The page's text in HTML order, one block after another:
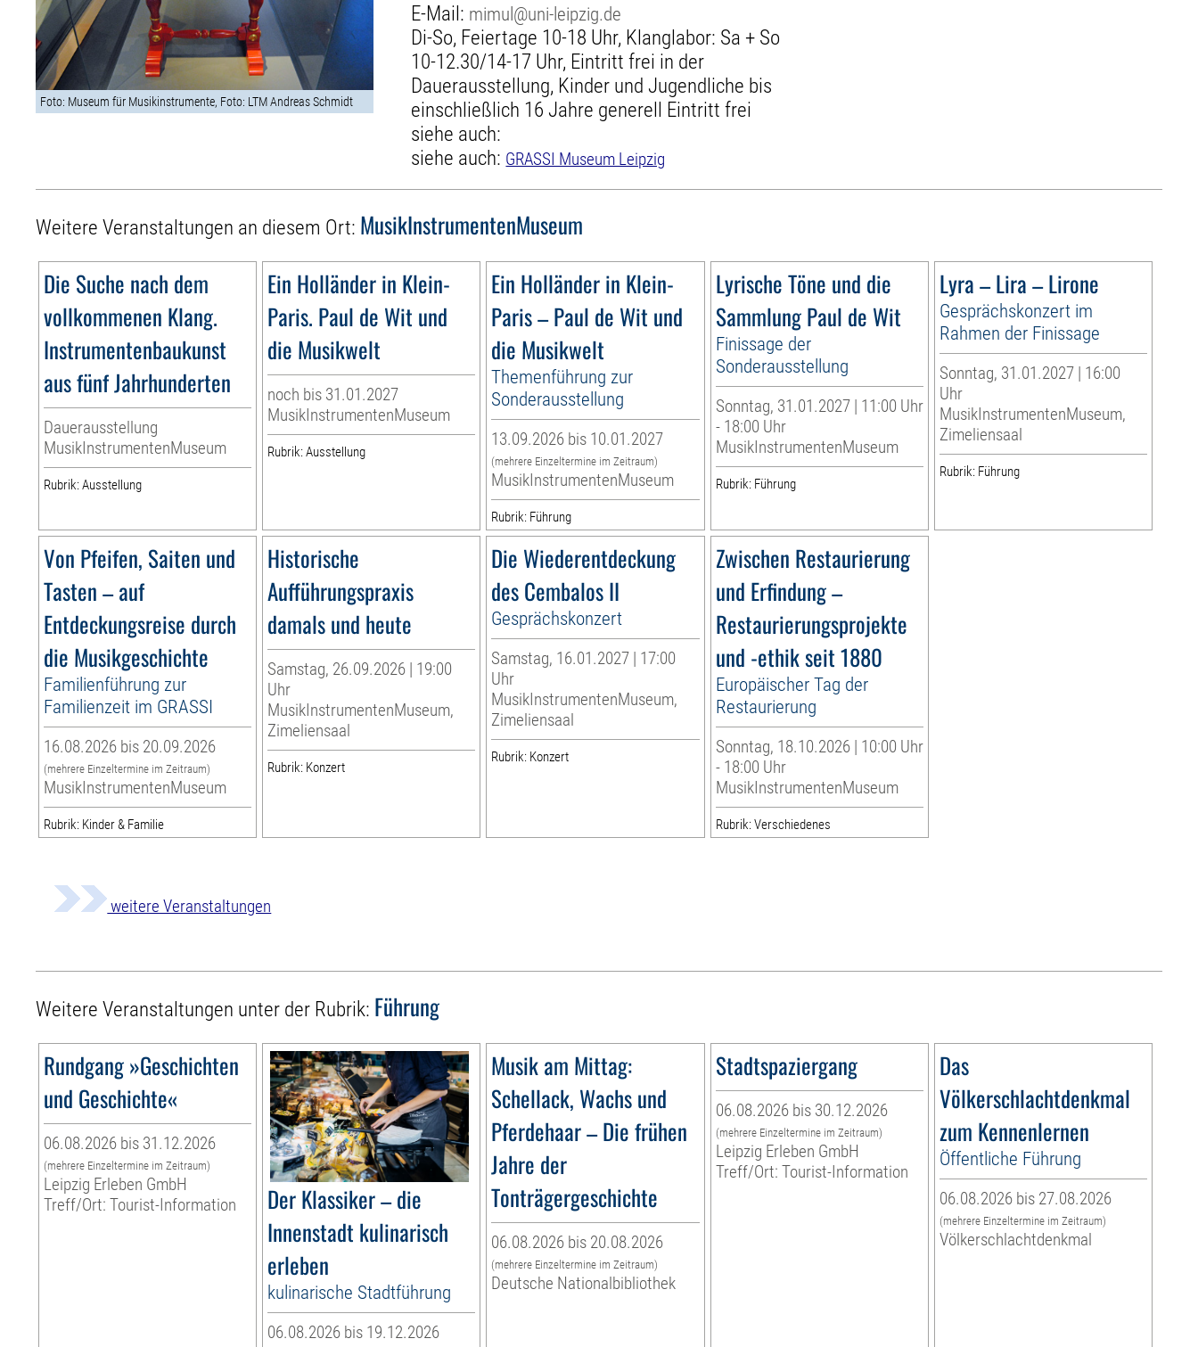
Foto: Museum für Musikinstrumente, Foto: LTM Andreas Schmidt
E-Mail: mimul@uni-leipzig.de
Di-So, Feiertage 10-18 Uhr, Klanglabor: Sa + So
10-12.30/14-17 Uhr, Eintritt frei in der
Dauerausstellung, Kinder und Jugendliche bis
einschließlich 16 Jahre generell Eintritt frei
siehe auch:
siehe auch: GRASSI Museum Leipzig
Weitere Veranstaltungen an diesem Ort: MusikInstrumentenMuseum
Die Suche nach dem
vollkommenen Klang.
Instrumentenbaukunst
aus fünf Jahrhunderten
Dauerausstellung
MusikInstrumentenMuseum
Rubrik: Ausstellung
Ein Holländer in Klein-
Paris. Paul de Wit und
die Musikwelt
noch bis 31.01.2027
MusikInstrumentenMuseum
Rubrik: Ausstellung
Ein Holländer in Klein-
Paris – Paul de Wit und
die Musikwelt
Themenführung zur
Sonderausstellung
13.09.2026 bis 10.01.2027
(mehrere Einzeltermine im Zeitraum)
MusikInstrumentenMuseum
Rubrik: Führung
Lyrische Töne und die
Sammlung Paul de Wit
Finissage der
Sonderausstellung
Sonntag, 31.01.2027 | 11:00 Uhr
- 18:00 Uhr
MusikInstrumentenMuseum
Rubrik: Führung
Lyra – Lira – Lirone
Gesprächskonzert im
Rahmen der Finissage
Sonntag, 31.01.2027 | 16:00
Uhr
MusikInstrumentenMuseum,
Zimeliensaal
Rubrik: Führung
Von Pfeifen, Saiten und
Tasten – auf
Entdeckungsreise durch
die Musikgeschichte
Familienführung zur
Familienzeit im GRASSI
16.08.2026 bis 20.09.2026
(mehrere Einzeltermine im Zeitraum)
MusikInstrumentenMuseum
Rubrik: Kinder & Familie
Historische
Aufführungspraxis
damals und heute
Samstag, 26.09.2026 | 19:00
Uhr
MusikInstrumentenMuseum,
Zimeliensaal
Rubrik: Konzert
Die Wiederentdeckung
des Cembalos II
Gesprächskonzert
Samstag, 16.01.2027 | 17:00
Uhr
MusikInstrumentenMuseum,
Zimeliensaal
Rubrik: Konzert
Zwischen Restaurierung
und Erfindung –
Restaurierungsprojekte
und -ethik seit 1880
Europäischer Tag der
Restaurierung
Sonntag, 18.10.2026 | 10:00 Uhr
- 18:00 Uhr
MusikInstrumentenMuseum
Rubrik: Verschiedenes
weitere Veranstaltungen
Weitere Veranstaltungen unter der Rubrik: Führung
Rundgang »Geschichten
und Geschichte«
06.08.2026 bis 31.12.2026
(mehrere Einzeltermine im Zeitraum)
Leipzig Erleben GmbH
Treff/Ort: Tourist-Information
Der Klassiker – die
Innenstadt kulinarisch
erleben
kulinarische Stadtführung
06.08.2026 bis 19.12.2026
Musik am Mittag:
Schellack, Wachs und
Pferdehaar – Die frühen
Jahre der
Tonträgergeschichte
06.08.2026 bis 20.08.2026
(mehrere Einzeltermine im Zeitraum)
Deutsche Nationalbibliothek
Stadtspaziergang
06.08.2026 bis 30.12.2026
(mehrere Einzeltermine im Zeitraum)
Leipzig Erleben GmbH
Treff/Ort: Tourist-Information
Das
Völkerschlachtdenkmal
zum Kennenlernen
Öffentliche Führung
06.08.2026 bis 27.08.2026
(mehrere Einzeltermine im Zeitraum)
Völkerschlachtdenkmal